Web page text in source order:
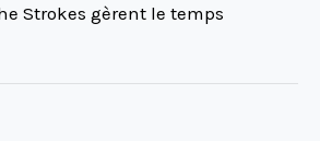
Strokes gèrent le temps